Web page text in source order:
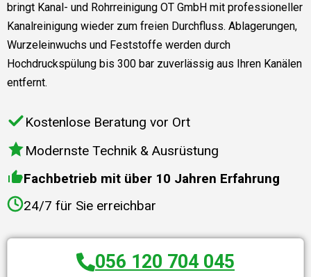
bringt Kanal- und Rohrreinigung OT GmbH mit professioneller
Kanalreinigung wieder zum freien Durchfluss. Ablagerungen,
Wurzeleinwuchs und Feststoffe werden durch
Hochdruckspülung bis 300 bar zuverlässig aus Ihren Kanälen
entfernt.
Kostenlose Beratung vor Ort
Modernste Technik & Ausrüstung
Fachbetrieb mit über 10 Jahren Erfahrung
24/7 für Sie erreichbar
056 120 704 045